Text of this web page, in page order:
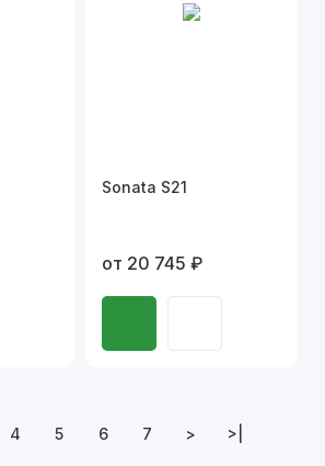
Sonata S21
от 20 745 ₽
4 5 6 7 > >|